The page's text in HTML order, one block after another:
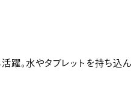
躍。水やタブレットを持ち込ん